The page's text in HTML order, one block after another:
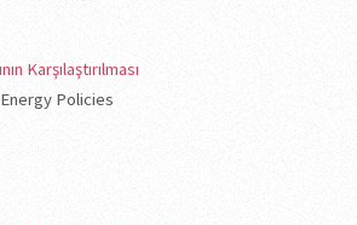
Karşılaştırılması
Policies